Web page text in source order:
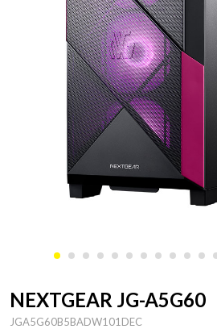
NEXTGEAR JG-A5G60
JGA5G60B5BADW101DEC